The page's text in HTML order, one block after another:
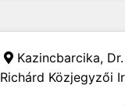
Kazincbarcika,
Richárd Közjegyzői